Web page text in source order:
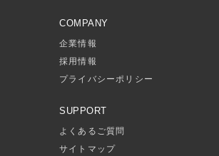
COMPANY
企業情報
採用情報
プライバシーポリシー
SUPPORT
よくあるご質問
サイトマップ